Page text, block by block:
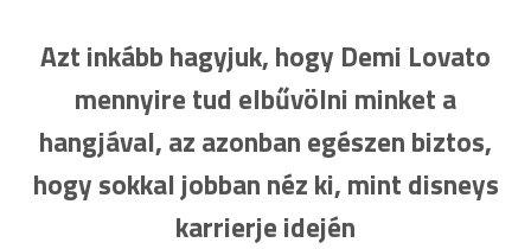
Azt inkább hagyjuk, hogy Demi Lovato
mennyire tud elbűvölni minket a
hangjával, az azonban egészen biztos,
hogy sokkal jobban néz ki, mint disneys
karrierje idején